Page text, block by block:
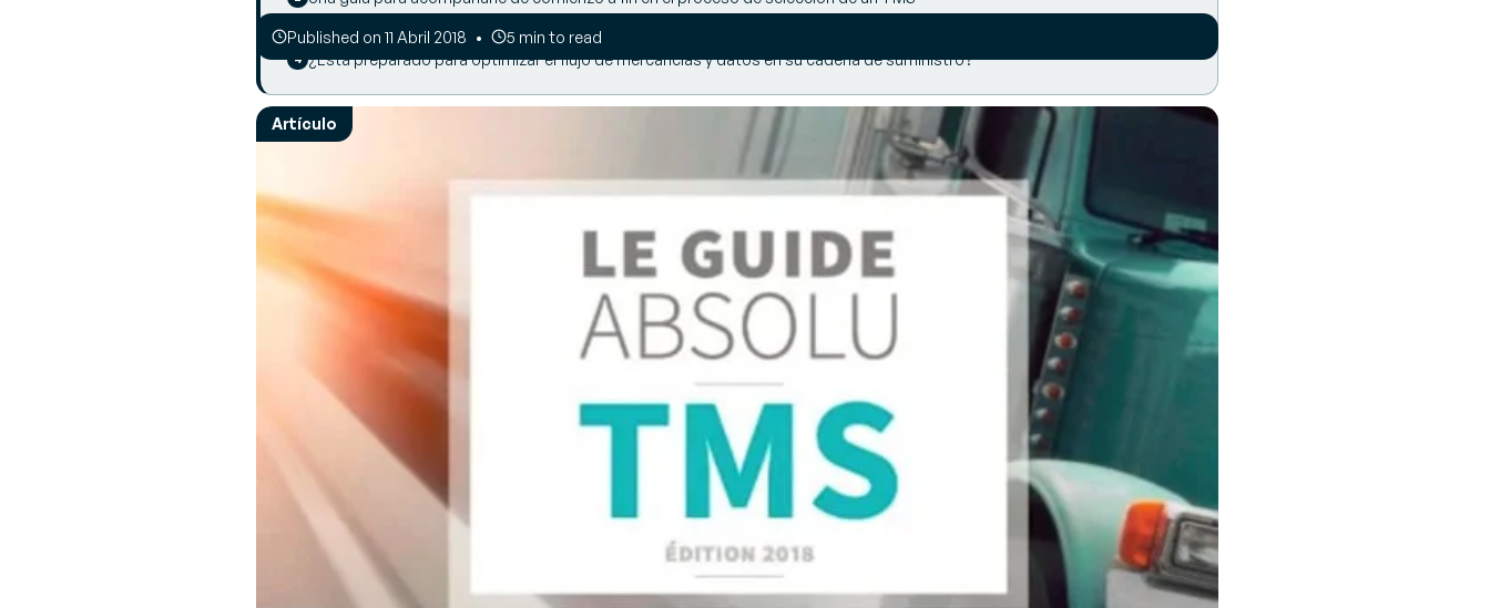
Sistema de Gestión de
Recursos (RMS)
inteligente cada puesto, cada
Optimiza el inventario con
Descubre nuestras últimas noticias y
Descubre más sobre nosotros
Opinión de los expertos
Opiniones y consejos de expertos sobre
Published on 11 Abril 2018 5 min to read
Artículo
Más artículos
¿Está preparado para optimizar el flujo de mercancías y datos en su cadena de suministro?